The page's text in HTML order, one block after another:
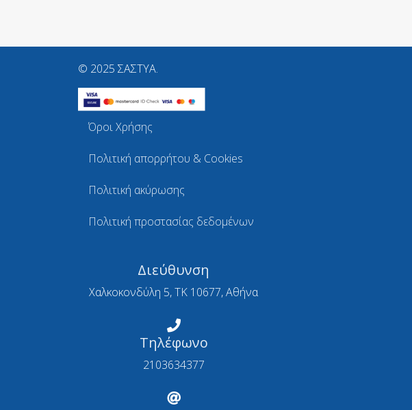
© 2025 ΣΑΣΤΥΑ.
Όροι Χρήσης
Πολιτική απορρήτου & Cookies
Πολιτική ακύρωσης
Πολιτική προστασίας δεδομένων
Διεύθυνση
Χαλκοκονδύλη 5, ΤΚ 10677, Αθήνα
Τηλέφωνο
2103634377